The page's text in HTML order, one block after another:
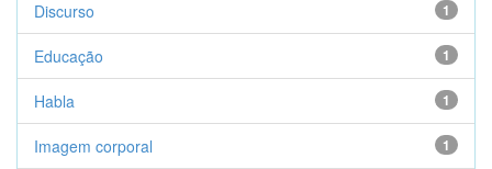
1
Discurso
1
Educação
1
Habla
1
Imagem corporal